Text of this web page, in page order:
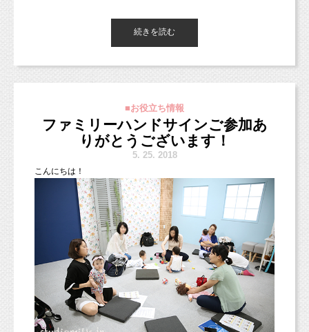
（iPhoneで撮ったので多少画像がアレですが、許してくださ
デザインが入る場合は、小は1枚、中は2枚、大は3枚にご案内し
ております。
1番右はF10のサイズです。（53.0x45.5）
中のサイズでお写真1枚どーん！っと作ることもできます（＾
そしてフレームのデザインですが、
基本は・・・
基本的には通常のお洗濯で落ちますので、
お洋服はお持ちいただいたもので撮影もOKです♪
＊こちらのお写真は3歳の男の子です！
＊スマッシュケーキプラン＊
http://www.studiomilk.jp/news_dtl/entry/574
朝フォト！ちょっと遅くなってしまいました（＞＜。）ごめんな
さい！
今日のお写真は先日撮影にいらしてくれた、ご家族のお写真で
ママのマタニティフォトを撮りに来てくれました♡
台紙コースで、形に残しておくのもオススメですよ！
もちろんデータコースもありますので、お好みに合わせてチョイ
スしてくださいね♪
続きを読む
■お役立ち情報
ファミリーハンドサインご参加あ
りがとうございます！
5. 25. 2018
こ んにちは！